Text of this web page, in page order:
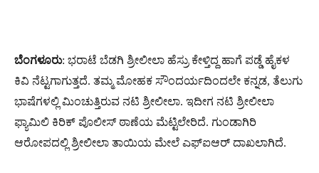
ಬೆಂಗಳೂರು: ಭರಾಟೆ ಬೆಡಗಿ ಶ್ರೀಲೀಲಾ ಹೆಸ್ರು ಕೇಳ್ತಿದ್ದ ಹಾಗೆ ಪಡ್ಡೆ ಹೈಕಳ
ಕಿವಿ ನೆಟ್ಟಗಾಗುತ್ತದೆ. ತಮ್ಮ ಮೋಹಕ ಸೌಂದರ್ಯದಿಂದಲೇ ಕನ್ನಡ, ತೆಲುಗು
ಭಾಷೆಗಳಲ್ಲಿ ಮಿಂಚುತ್ತಿರುವ ನಟಿ ಶ್ರೀಲೀಲಾ. ಇದೀಗ ನಟಿ ಶ್ರೀಲೀಲಾ
ಫ್ಯಾಮಿಲಿ ಕಿರಿಕ್​​​ ಪೊಲೀಸ್​ ಠಾಣೆಯ ಮೆಟ್ಟಿಲೇರಿದೆ. ಗುಂಡಾಗಿರಿ
ಆರೋಪದಲ್ಲಿ ಶ್ರೀಲೀಲಾ ತಾಯಿಯ ಮೇಲೆ ಎಫ್​ಐಆರ್​ ದಾಖಲಾಗಿದೆ.